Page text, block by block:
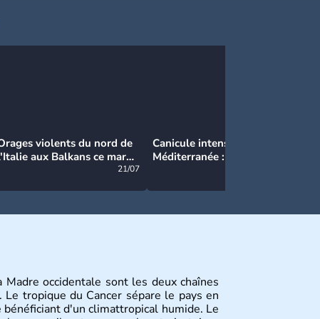
violents du nord de
aux Balkans ce mardi
21/07
Canicule intense en
Méditerranée : près de 50°C
occidentale sont les deux chaînes
tropique du Cancer sépare le pays en
d'un climattropical humide. Le